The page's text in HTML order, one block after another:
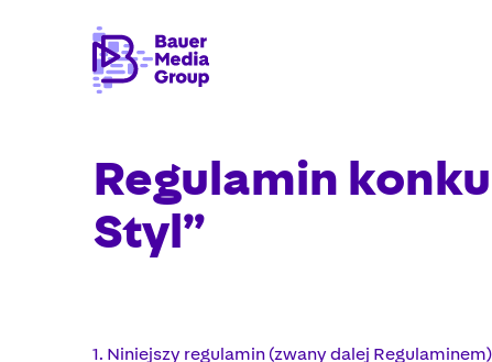
Regulamin
Styl”
1. Niniejszy regulamin (zwany dalej